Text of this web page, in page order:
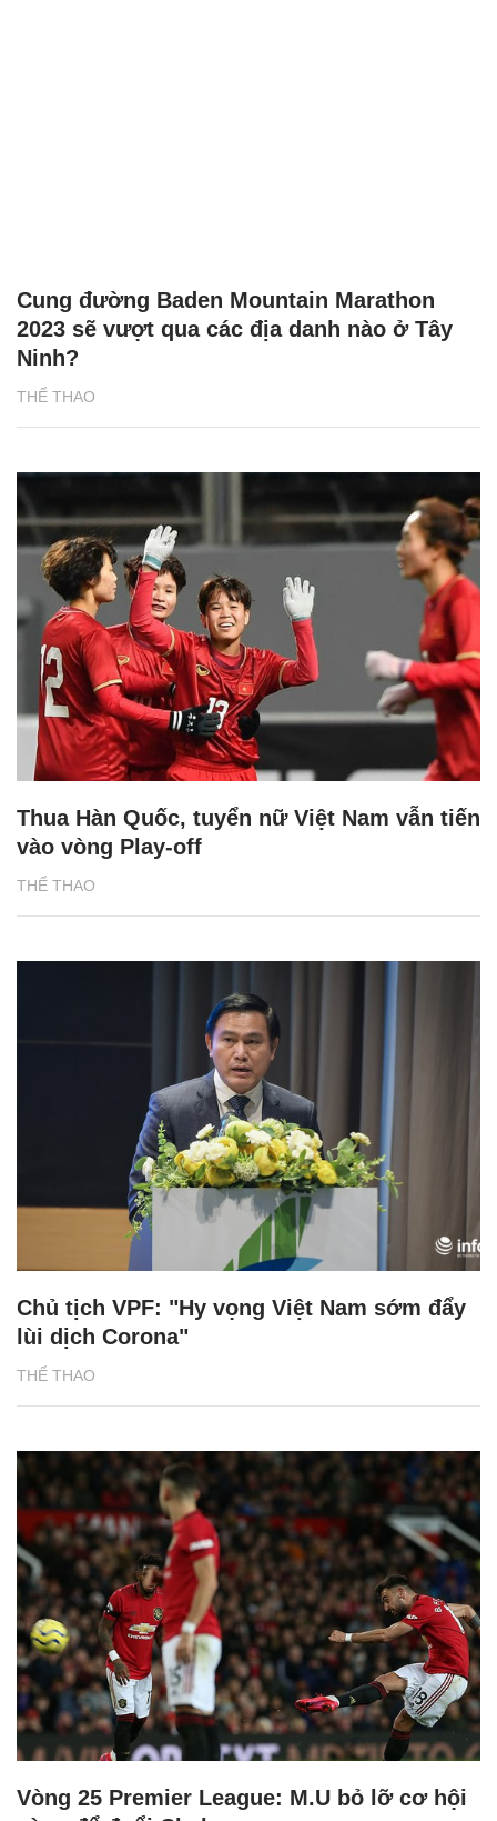
THỂ THAO
Cung đường Baden Mountain Marathon
2023 sẽ vượt qua các địa danh nào ở Tây
Ninh?
THỂ THAO
Thua Hàn Quốc, tuyển nữ Việt Nam vẫn tiến
vào vòng Play-off
THỂ THAO
Chủ tịch VPF: "Hy vọng Việt Nam sớm đẩy
lùi dịch Corona"
Vòng 25 Premier League: M.U bỏ lỡ cơ hội